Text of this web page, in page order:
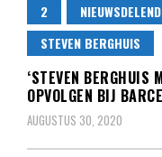
2 NIEUWSDELEND
STEVEN BERGHUIS
‘STEVEN BERGHUIS
OPVOLGEN BIJ
AUGUSTUS 30, 2020